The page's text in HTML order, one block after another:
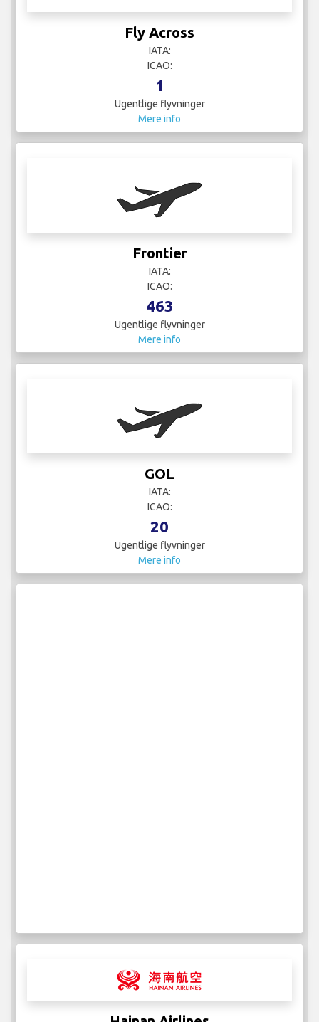
Fly Across
IATA:
ICAO:
1
Ugentlige flyvninger
Mere info
Frontier
IATA:
ICAO:
463
Ugentlige flyvninger
Mere info
GOL
IATA:
ICAO:
20
Ugentlige flyvninger
Mere info